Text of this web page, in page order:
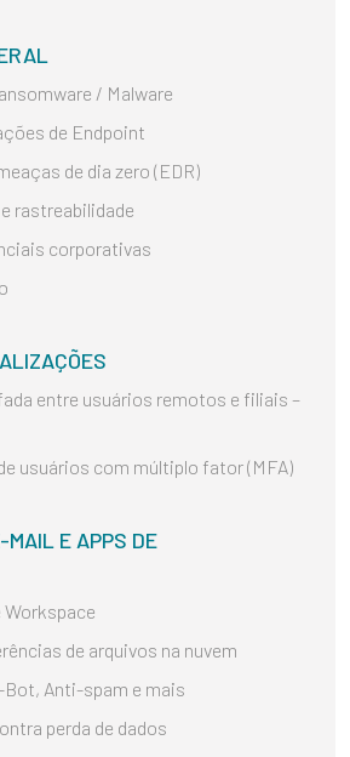
/ Malware
de Endpoint
de dia zero (EDR)
rastreabilidade
corporativas
entre usuários remotos e filiais –
usuários com múltiplo fator (MFA)
MAIL E APPS DE
Workspace
de arquivos na nuvem
Anti-spam e mais
perda de dados